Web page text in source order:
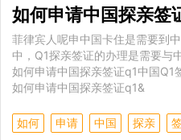
菲律宾人呢申中国卡住是需要到
中，Q1探亲签证的办理是需要与
如何申请中国探亲签证q1中国Q1
如何申请中国探亲签证q1&
如何 申请 中国 探亲